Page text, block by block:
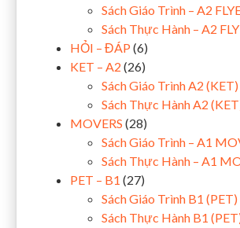
Sách Giáo Trình – A2
Sách Thực Hành – A2
HỎI – ĐÁP (6)
KET – A2 (26)
Sách Giáo Trình A2 (KET)
Sách Thực Hành A2
MOVERS (28)
Sách Giáo Trình – A1
Sách Thực Hành – A1
PET – B1 (27)
Sách Giáo Trình B1 (PET)
Sách Thực Hành B1